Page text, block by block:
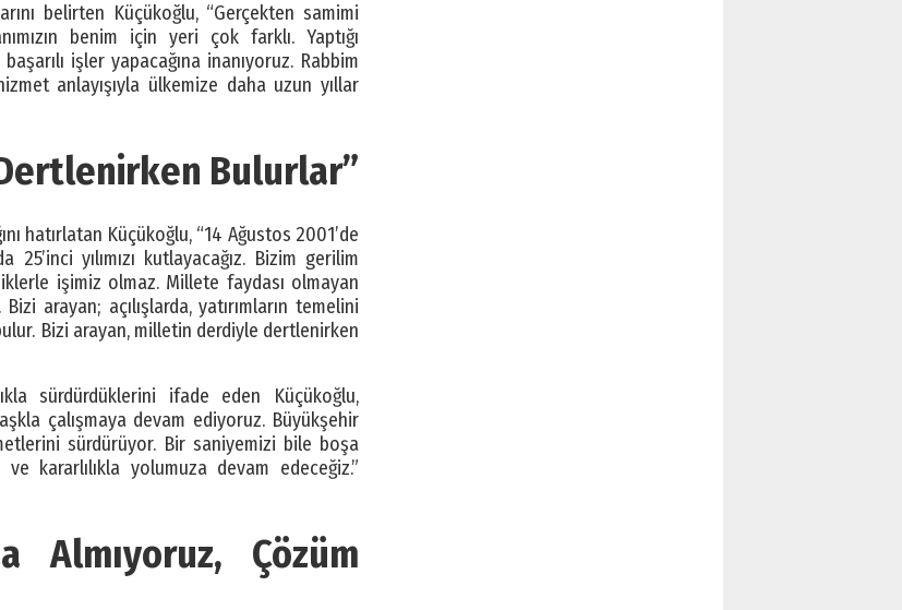
belirten Küçükoğlu, “Gerçekten samimi
benim için yeri çok farklı. Yaptığı
işler yapacağına inanıyoruz. Rabbim
anlayışıyla ülkemize daha uzun yıllar
Bulurlar”
hatırlatan Küçükoğlu, “14 Ağustos 2001’de
yılımızı kutlayacağız. Bizim gerilim
işimiz olmaz. Millete faydası olmayan
arayan; açılışlarda, yatırımların temelini
Bizi arayan, milletin derdiyle dertlenirken
sürdürdüklerini ifade eden Küçükoğlu,
çalışmaya devam ediyoruz. Büyükşehir
sürdürüyor. Bir saniyemizi bile boşa
kararlılıkla yolumuza devam edeceğiz.”
Almıyoruz, Çözüm